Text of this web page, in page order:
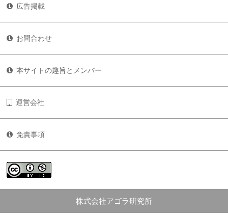
広告掲載
お問合わせ
本サイトの趣旨とメンバー
運営会社
免責事項
株式会社アゴラ研究所